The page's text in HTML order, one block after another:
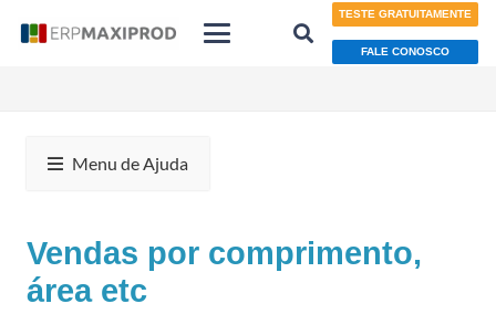
TESTE GRATUITAMENTE
FALE CONOSCO
Menu de Ajuda
Vendas por comprimento,
área etc